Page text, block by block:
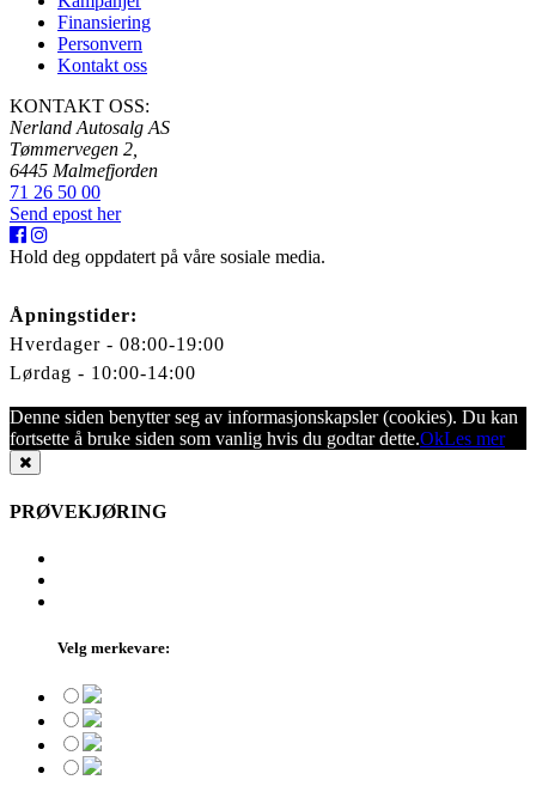
Finansiering
Personvern
Kontakt oss
KONTAKT OSS:
Nerland Autosalg AS
Tømmervegen 2,
6445 Malmefjorden
71 26 50 00
Send epost her
Hold deg oppdatert på våre sosiale media.
Åpningstider:
Hverdager - 08:00-19:00
Lørdag - 10:00-14:00
Denne siden benytter seg av informasjonskapsler (cookies). Du kan
fortsette å bruke siden som vanlig hvis du godtar dette.OkLes mer
PRØVEKJØRING
Velg merkevare: